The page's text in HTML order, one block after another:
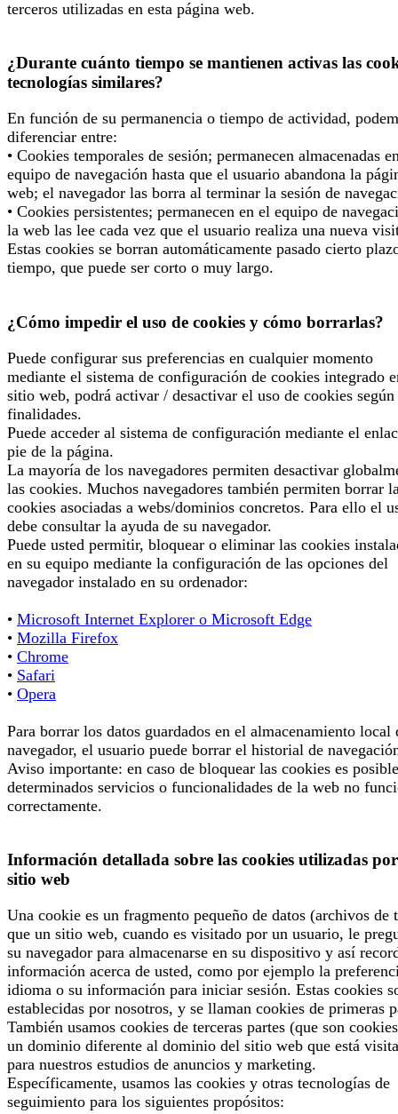
terceros utilizadas en esta página web.
¿Durante cuánto tiempo se mantienen activas las
tecnologías similares?
En función de su permanencia o tiempo de actividad,
diferenciar entre:
• Cookies temporales de sesión; permanecen almacenadas
equipo de navegación hasta que el usuario abandona la
web; el navegador las borra al terminar la sesión de
• Cookies persistentes; permanecen en el equipo de
la web las lee cada vez que el usuario realiza una nueva
Estas cookies se borran automáticamente pasado cierto
tiempo, que puede ser corto o muy largo.
¿Cómo impedir el uso de cookies y cómo borrarlas?
Puede configurar sus preferencias en cualquier momento
mediante el sistema de configuración de cookies integrado
sitio web, podrá activar / desactivar el uso de cookies según
finalidades.
Puede acceder al sistema de configuración mediante el
pie de la página.
La mayoría de los navegadores permiten desactivar
las cookies. Muchos navegadores también permiten borrar
cookies asociadas a webs/dominios concretos. Para ello el
debe consultar la ayuda de su navegador.
Puede usted permitir, bloquear o eliminar las cookies
en su equipo mediante la configuración de las opciones del
navegador instalado en su ordenador:
• Microsoft Internet Explorer o Microsoft Edge
• Mozilla Firefox
• Chrome
• Safari
• Opera
Para borrar los datos guardados en el almacenamiento local
navegador, el usuario puede borrar el historial de
Aviso importante: en caso de bloquear las cookies es
determinados servicios o funcionalidades de la web no
correctamente.
Información detallada sobre las cookies utilizadas por
sitio web
Una cookie es un fragmento pequeño de datos (archivos de
que un sitio web, cuando es visitado por un usuario, le
su navegador para almacenarse en su dispositivo y así
información acerca de usted, como por ejemplo la
idioma o su información para iniciar sesión. Estas cookies
establecidas por nosotros, y se llaman cookies de primeras
También usamos cookies de terceras partes (que son
un dominio diferente al dominio del sitio web que está
para nuestros estudios de anuncios y marketing.
Específicamente, usamos las cookies y otras tecnologías de
seguimiento para los siguientes propósitos: